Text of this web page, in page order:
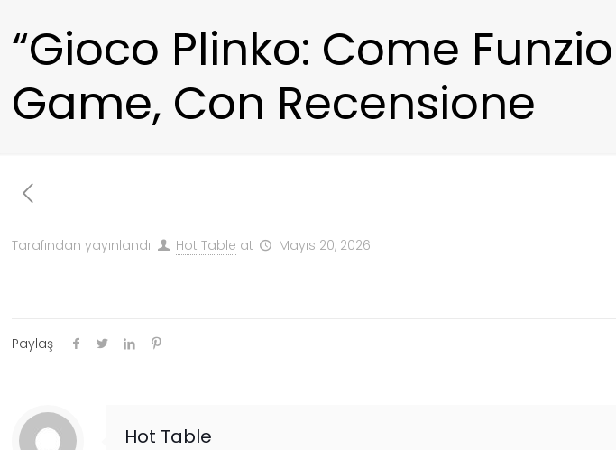
“Gioco Plinko: Come
Game, Con Recensione
Tarafından yayınlandı Hot Table at Mayıs 20, 2026
Paylaş
Hot Table